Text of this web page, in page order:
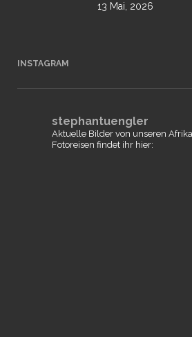
13 Mai, 2026
INSTAGRAM
stephantuengler
Aktuelle Bilder von unseren
Fotoreisen findet ihr hier: